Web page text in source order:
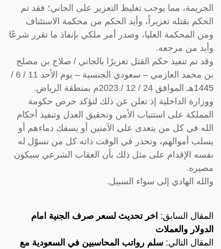
الجريمة، مما يوجب تغليظ التعزير على الجاني؛ فقد تم
الحكم بقتله تعزيراً، وأيد الحكم من محكمة الاستئناف
ومن المحكمة العليا، وصدر أمر ملكي بإنفاذ ما تقرر شرعًا
وأيد من مرجعه.
وقد تم تنفيذ حكم القتل تعزيرًا بالجاني / صلاح بن مصلح
بن محمد العازمي – سعودي الجنسية – يوم الأحد 11 / 6 /
1445هـ الموافق 24 / 12 / 2023م بمنطقة الرياض.
ووزارة الداخلية إذ تعلن عن ذلك لتؤكد حرص حكومة
المملكة على استتباب الأمن وتحقيق العدل وتنفيذ أحكام
الله في كل من يتعدى على الآمنين أو يسفك دماءهم أو
يسلب أموالهم، وتحذر في الوقت ذاته كل من تسوّل له
نفسه الإقدام على مثل ذلك بأن العقاب الشرعي سيكون
مصيره.
والله الهادي إلى سواء السبيل.
المقال السابق: اخر تحديث لسعر صرف الجنية امام
الدولار والعملات
المقال التالي: سلم رواتب المحاسبين في السعودية مع